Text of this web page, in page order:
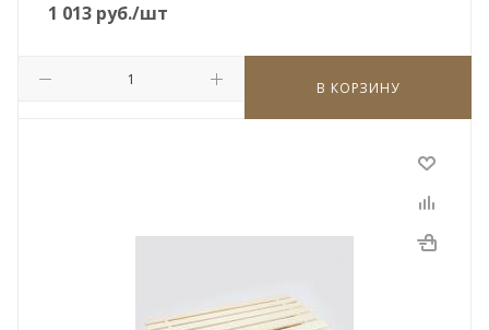
1 013 руб./шт
В КОРЗИНУ